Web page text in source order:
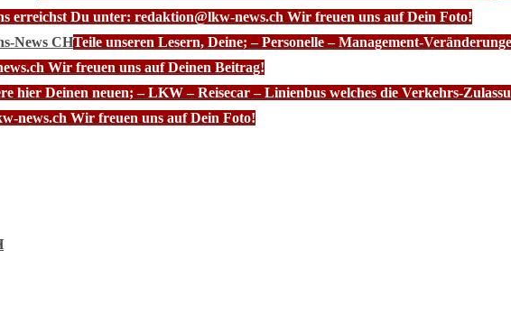
erreichst Du unter: redaktion@lkw-news.ch Wir freuen uns auf Dein Foto!
News CHTeile unseren Lesern, Deine; – Personelle – Management-
Wir freuen uns auf Deinen Beitrag!
hier Deinen neuen; – LKW – Reisecar – Linienbus welches die Verkehrs-
news.ch Wir freuen uns auf Dein Foto!